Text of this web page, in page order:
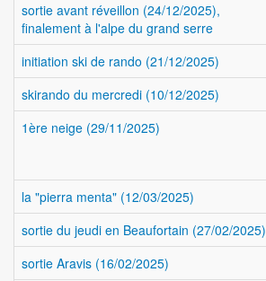
sortie avant réveillon (24/12/2025),
finalement à l'alpe du grand serre
initiation ski de rando (21/12/2025)
skirando du mercredi (10/12/2025)
1ère neige (29/11/2025)
la "pierra menta" (12/03/2025)
sortie du jeudi en Beaufortain (27/02/2025)
sortie Aravis (16/02/2025)